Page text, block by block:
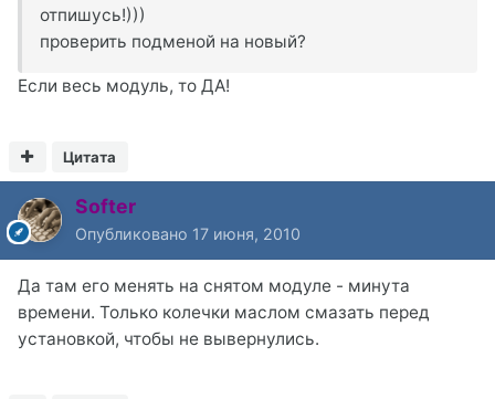
отпишусь!)))
проверить подменой на новый?
Если весь модуль, то ДА!
Цитата
Softer
Опубликовано 17 июня, 2010
Да там его менять на снятом модуле - минута
времени. Только колечки маслом смазать перед
установкой, чтобы не вывернулись.